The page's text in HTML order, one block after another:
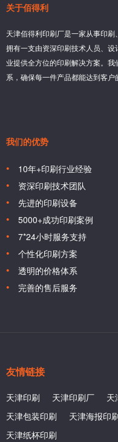
关于佰得利
天津佰得利印刷厂是一家从事印
拥有一支由资深印刷技术人员、
业提供全方位的印刷解决方案。
系，确保每一件产品都能达到客户
我们的优势
10年+印刷行业经验
资深印刷技术团队
先进的印刷设备
5000+成功印刷案例
7*24小时服务支持
个性化印刷方案
透明的价格体系
完善的售后服务
友情链接
天津印刷 天津印刷厂 天
天津包装印刷
天津海报印
天津纸杯印刷